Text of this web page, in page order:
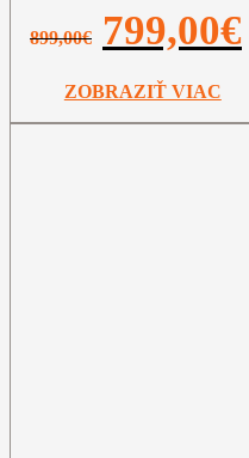
899,00€
Pôvodná
cena
899,00€.
799,00€
ZOBRAZIŤ VIAC